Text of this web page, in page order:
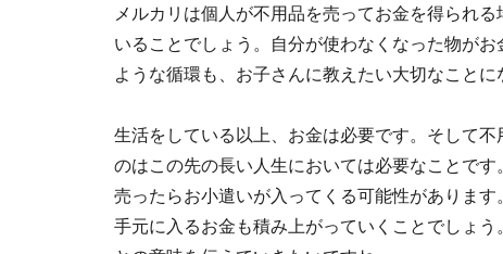
メルカリは個人が不用品を売ってお金を得られ
いることでしょう。自分が使わなくなった物が
ような循環も、お子さんに教えたい大切なことに
生活をしている以上、お金は必要です。そして
のはこの先の長い人生においては必要なことで
売ったらお小遣いが入ってくる可能性がありま
手元に入るお金も積み上がっていくことでしょ